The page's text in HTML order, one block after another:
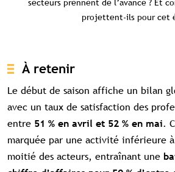
secteurs prennent de l’avance ? Et
projettent-ils pour cet
À retenir
Le début de saison affiche un bilan
avec un taux de satisfaction des
entre 51 % en avril et 52 % en mai.
marquée par une activité inférieure à
moitié des acteurs, entraînant une